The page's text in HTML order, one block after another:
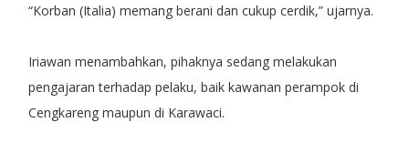
“Korban (Italia) memang berani dan cukup cerdik,” ujarnya.
Iriawan menambahkan, pihaknya sedang melakukan
pengajaran terhadap pelaku, baik kawanan perampok di
Cengkareng maupun di Karawaci.